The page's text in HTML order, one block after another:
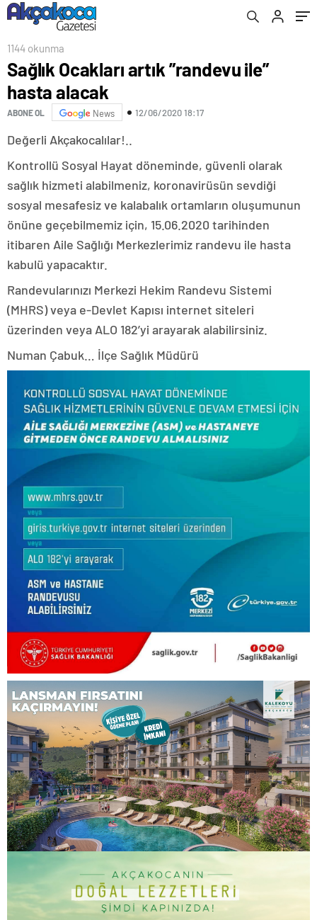
1144 okunma
Sağlık Ocakları artık ”randevu ile”
hasta alacak
ABONE OL News 12/06/2020 18:17
Değerli Akçakocalılar!..
Kontrollü Sosyal Hayat döneminde, güvenli olarak
sağlık hizmeti alabilmeniz, koronavirüsün sevdiği
sosyal mesafesiz ve kalabalık ortamların oluşumunun
önüne geçebilmemiz için, 15.06.2020 tarihinden
itibaren Aile Sağlığı Merkezlerimiz randevu ile hasta
kabulü yapacaktır.
Randevularınızı Merkezi Hekim Randevu Sistemi
(MHRS) veya e-Devlet Kapısı internet siteleri
üzerinden veya ALO 182’yi arayarak alabilirsiniz.
Numan Çabuk… İlçe Sağlık Müdürü